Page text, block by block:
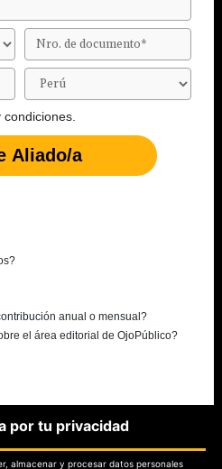
anual o mensual?
el área editorial de OjoPúblico?
información?
por tu privacidad
almacenar y procesar datos personales